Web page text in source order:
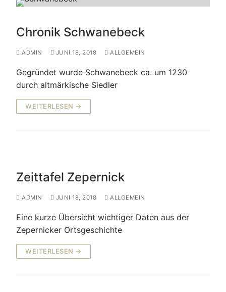
Chronik Schwanebeck
ADMIN JUNI 18, 2018 ALLGEMEIN
Gegründet wurde Schwanebeck ca. um 1230
durch altmärkische Siedler
WEITERLESEN →
Zeittafel Zepernick
ADMIN JUNI 18, 2018 ALLGEMEIN
Eine kurze Übersicht wichtiger Daten aus der
Zepernicker Ortsgeschichte
WEITERLESEN →